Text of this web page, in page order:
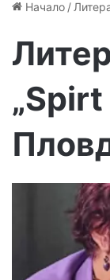
Начало /